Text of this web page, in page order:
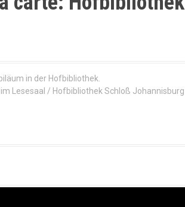
in der Hofbibliothek.
Lesesaal / Hofbibliothek Schloß Johannisburg